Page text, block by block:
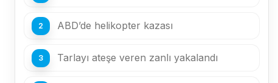
ABD’de helikopter kazası
Tarlayı ateşe veren zanlı yakalandı